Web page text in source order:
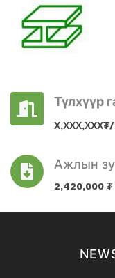
Түлхүүр
Х,ХХХ,ХХХ₮/
Ажлын
2,420,000 ₮